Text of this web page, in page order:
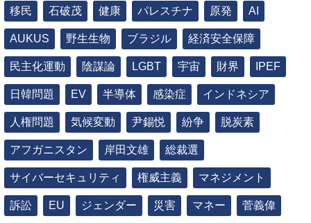
移民 石破茂 健康 パレスチナ 原発 AI
AUKUS 野生生物 ブラジル 経済安全保障
民主化運動 陰謀論 LGBT 宇宙 財界 IPEF
日韓問題 EV 半導体 感染症 インドネシア
人権問題 気候変動 尹錫悦 紛争 脱炭素
アフガニスタン 岸田文雄 総裁選
サイバーセキュリティ 権威主義 マネジメント
訴訟 EU ジェンダー 災害 マネー 菅義偉